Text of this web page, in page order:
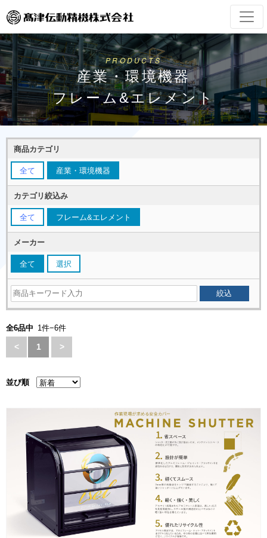
PRODUCTS
産業・環境機器
フレーム&エレメント
商品カテゴリ
全て 産業・環境機器
カテゴリ絞込み
全て フレーム&エレメント
メーカー
全て 選択
全6品中 1件−6件
< 1 >
並び順